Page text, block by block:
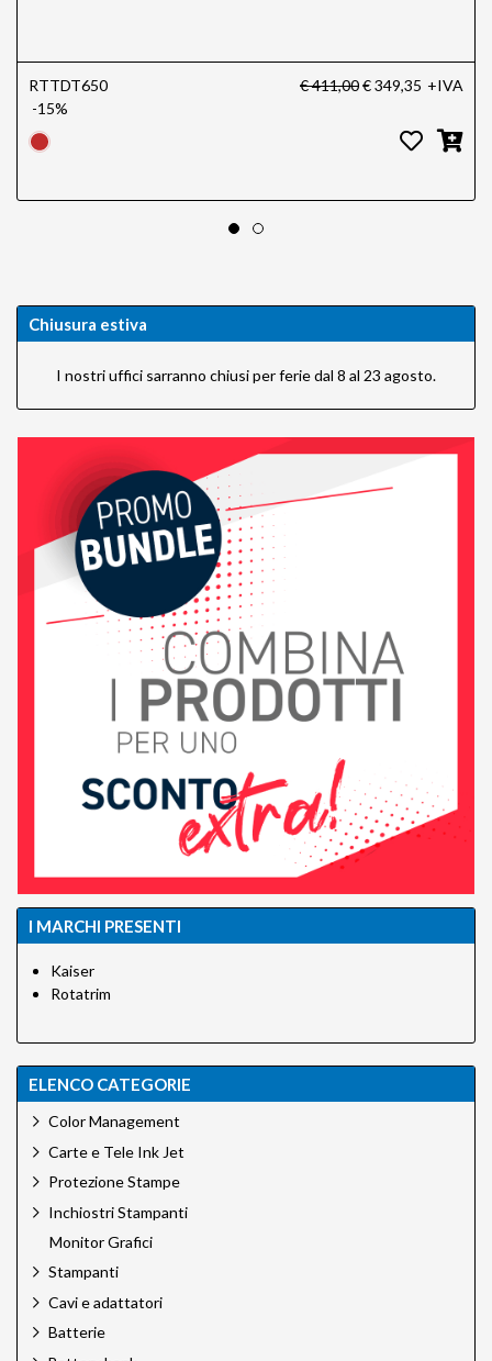
RTTDT650
-15%
€ 411,00€ 349,35 +IVA
Chiusura estiva
I nostri uffici sarranno chiusi per ferie dal 8 al 23 agosto.
I MARCHI PRESENTI
Kaiser
Rotatrim
ELENCO CATEGORIE
Color Management
Carte e Tele Ink Jet
Protezione Stampe
Inchiostri Stampanti
Monitor Grafici
Stampanti
Cavi e adattatori
Batterie